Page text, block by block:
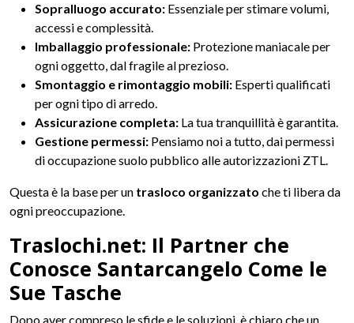
Sopralluogo accurato: Essenziale per stimare volumi,
accessi e complessità.
Imballaggio professionale: Protezione maniacale per
ogni oggetto, dal fragile al prezioso.
Smontaggio e rimontaggio mobili: Esperti qualificati
per ogni tipo di arredo.
Assicurazione completa: La tua tranquillità è garantita.
Gestione permessi: Pensiamo noi a tutto, dai permessi
di occupazione suolo pubblico alle autorizzazioni ZTL.
Questa è la base per un trasloco organizzato che ti libera da
ogni preoccupazione.
Traslochi.net: Il Partner che
Conosce Santarcangelo Come le
Sue Tasche
Dopo aver compreso le sfide e le soluzioni, è chiaro che un